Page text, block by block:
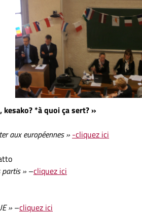
*à quoi ça sert? »
aux européennes » -cliquez ici
partis » –cliquez ici
» –cliquez ici